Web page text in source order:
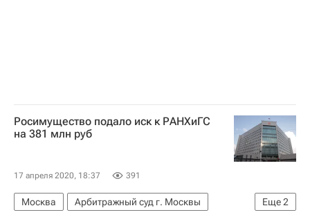
Росимущество подало иск к РАНХиГС
на 381 млн руб
17 апреля 2020, 18:37 391
Еще2
Москва
Арбитражный суд г. Москвы